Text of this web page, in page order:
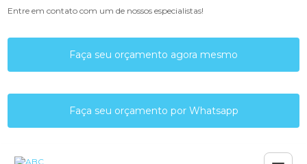
Entre em contato com um de nossos especialistas!
Faça seu orçamento agora mesmo
Faça seu orçamento por Whatsapp